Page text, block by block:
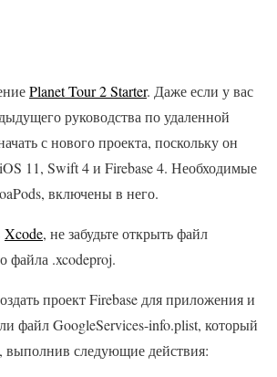
Planet Tour 2 Starter. Даже если у вас
руководства по удаленной
с нового проекта, поскольку он
11, Swift 4 и Firebase 4. Необходимые
включены в него.
Xcode, не забудьте открыть файл
файла .xcodeproj.
проект Firebase для приложения и
файл GoogleServices-info.plist, который
выполнив следующие действия: